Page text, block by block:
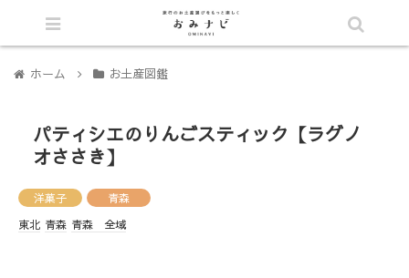
ホーム お土産図鑑
パティシエのりんごスティック【ラグノ
オささき】
洋菓子
青森
東北 青森 青森 全域
シェア